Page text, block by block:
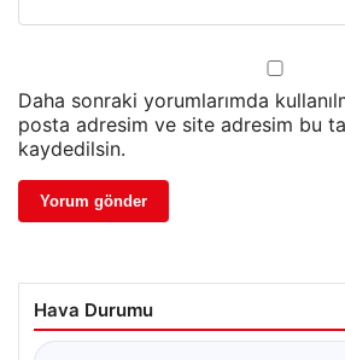
Daha sonraki yorumlarımda
posta adresim ve site adresim bu
kaydedilsin.
Hava Durumu